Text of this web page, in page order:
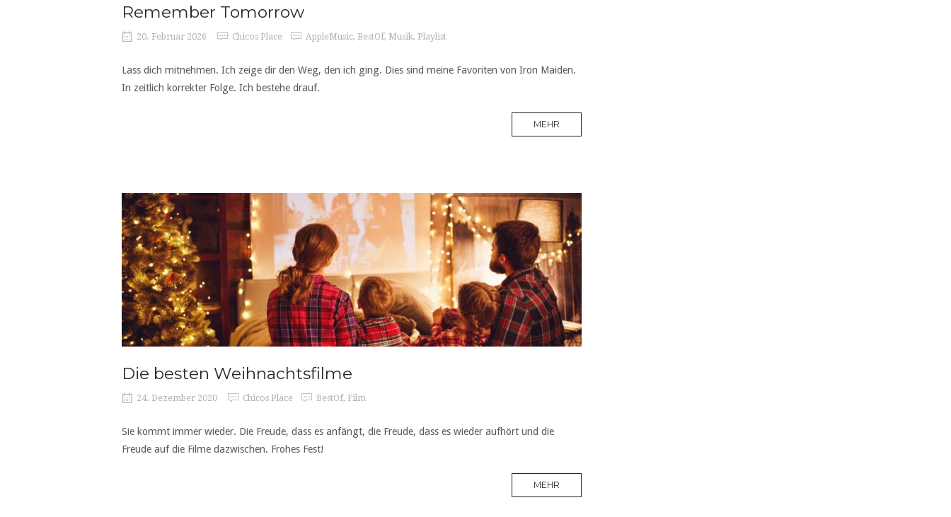
Remember Tomorrow
20. Februar 2026 Chicos Place AppleMusic, BestOf, Musik, Playlist
Lass dich mitnehmen. Ich zeige dir den Weg, den ich ging. Dies sind meine Favoriten von Iron Maiden.
In zeitlich korrekter Folge. Ich bestehe drauf.
MEHR
Die besten Weihnachtsfilme
24. Dezember 2020 Chicos Place BestOf, Film
Sie kommt immer wieder. Die Freude, dass es anfängt, die Freude, dass es wieder aufhört und die
Freude auf die Filme dazwischen. Frohes Fest!
MEHR